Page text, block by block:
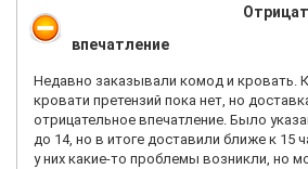
впечатление
Недавно заказывали комод и кровать.
кровати претензий пока нет, но
отрицательное впечатление. Было
до 14, но в итоге доставили ближе к 15
у них какие-то проблемы возникли, но